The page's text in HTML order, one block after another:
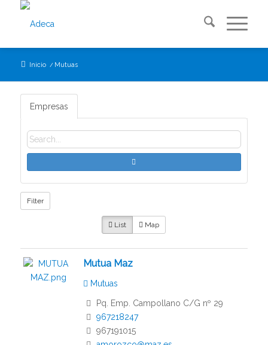
Inicio / Mutuas
Empresas
Filter
List Map
Mutua Maz
Mutuas
Pq. Emp. Campollano C/G nº 29
967218247
967191015